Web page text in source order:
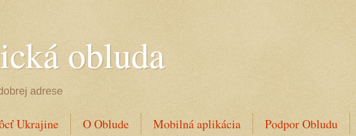
obluda
adrese
Ukrajine O Oblude Mobilná aplikácia Podpor Obludu